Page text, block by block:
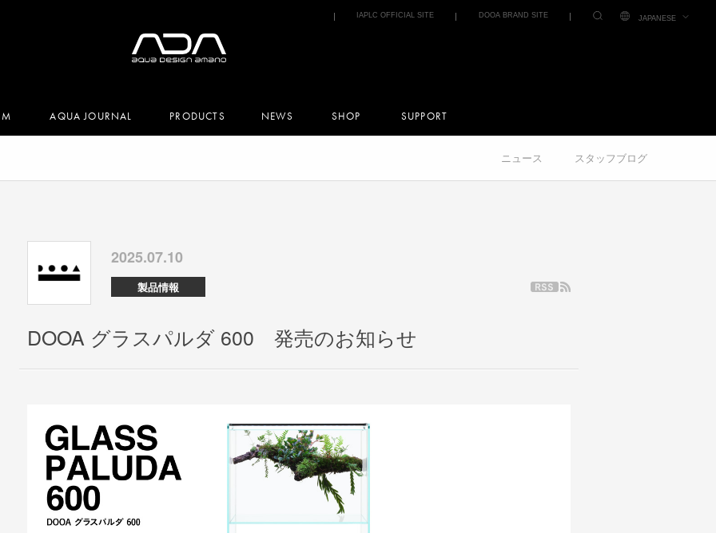
IAPLC OFFICIAL SITE DOOA BRAND SITE JAPANESE
AQUA JOURNAL PRODUCTS NEWS SHOP SUPPORT
ニュース スタッフブログ
2025.07.10
製品情報
DOOA グラスパルダ 600 発売のお知らせ